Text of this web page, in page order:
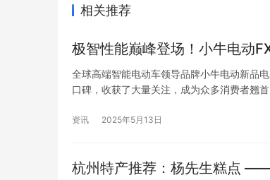
相关推荐
极智性能巅峰登场！小牛电动
全球高端智能电动车领导品牌小牛电动新品
口碑，收获了大量关注，成为众多消费者翘
流，无论…
资讯 2025年5月13日
杭州特产推荐：杨先生糕点